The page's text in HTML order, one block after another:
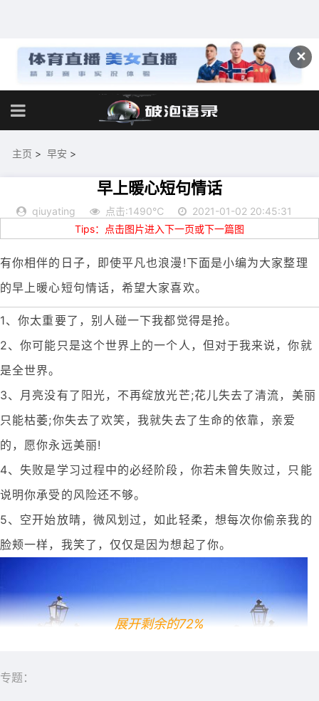
✕
主页 > 早安 >
早上暖心短句情话
qiuyating 点击:1490℃
2021-01-02 20:45:31
Tips：点击图片进入下一页或下一篇图
有你相伴的日子，即使平凡也浪漫!下面是小编为大家整理
的早上暖心短句情话，希望大家喜欢。
1、你太重要了，别人碰一下我都觉得是抢。
2、你可能只是这个世界上的一个人，但对于我来说，你就
是全世界。
3、月亮没有了阳光，不再绽放光芒;花儿失去了清流，美丽
只能枯萎;你失去了欢笑，我就失去了生命的依靠，亲爱
的，愿你永远美丽!
4、失败是学习过程中的必经阶段，你若未曾失败过，只能
说明你承受的风险还不够。
5、空开始放晴，微风划过，如此轻柔，想每次你偷亲我的
脸颊一样，我笑了，仅仅是因为想起了你。
展开剩余的72%
专题：